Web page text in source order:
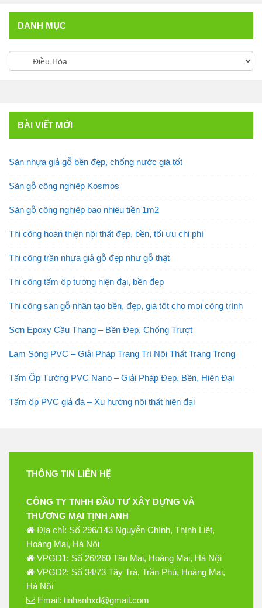
DANH MỤC
BÀI VIẾT MỚI
Sàn nhựa giả gỗ bền đẹp, chống nước giá tốt
Sàn gỗ công nghiệp Kosmos
Sàn gỗ công nghiệp bao nhiêu tiền 1m2
Thi công hoàn thiện nội thất đẹp, bền, tối ưu chi phí
Thi công trần nhựa giả gỗ đẹp như gỗ thật
Thi công tấm ốp tường hiện đại, bền đẹp
Thi công sàn gỗ nhân tạo bền, đẹp, giá tốt cho mọi công trình
Sơn Epoxy Cầu Thang – Bền Đẹp, Chống Trượt
Lam Sóng PVC – Giải Pháp Trang Trí Nội Thất Trang Trọng
Tấm Ốp Tường PVC Nano – Giải Pháp Đẹp, Bền, Hiện Đại
Tấm ốp PVC giả đá – Xu hướng nội thất hiện đại
THÔNG TIN LIÊN HỆ
CÔNG TY TNHH ĐẦU TƯ XÂY DỰNG VÀ
THƯƠNG MẠI TỊNH ANH
Địa chỉ: Số 296/143 Nguyễn Chính, Thịnh Liệt,
Hoàng Mai, Hà Nội
VPGD1: Số 26/260 Tân Mai, Hoàng Mai, Hà Nội
VPGD2: Số 34/73 Tây Trà, Trần Phú, Hoàng Mai,
Hà Nội
Email: tinhanhxd@gmail.com